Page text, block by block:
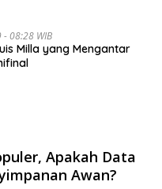
08:28 WIB
Milla yang Mengantar
Apakah Data
Awan?